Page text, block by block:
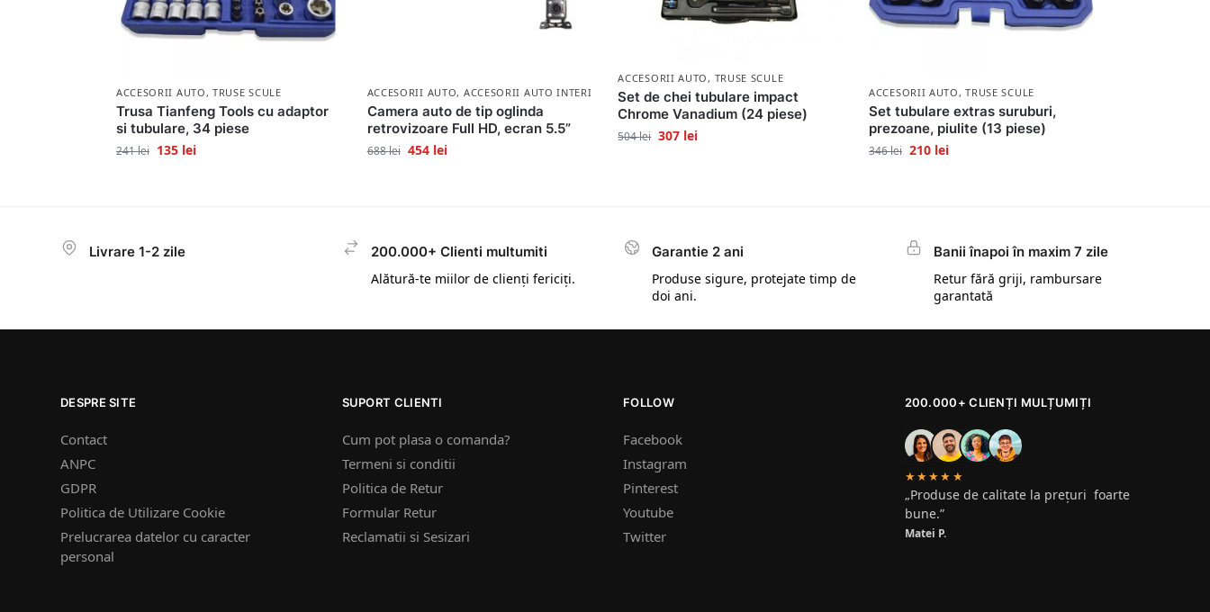
ACCESORII AUTO ,TRUSE SCULE
Trusa Tianfeng Tools cu adaptor
si tubulare, 34 piese
241lei 135 lei
ACCESORII AUTO, ACCESORII AUTO INTERIOR
Camera auto de tip oglinda
retrovizoare Full HD, ecran 5.5”
688lei 454 lei
ACCESORII AUTO, TRUSE SCULE
Set de chei tubulare impact
Chrome Vanadium (24 piese)
504lei 307 lei
ACCESORII AUTO ,TRUSE SCULE
Set tubulare extras suruburi,
prezoane, piulite (13 piese)
346lei 210 lei
Livrare 1-2 zile
200.000+ Clienti multumiti
Alătură-te miilor de clienți fericiți.
Garantie 2 ani
Produse sigure, protejate timp de
doi ani.
Banii înapoi în maxim 7 zile
Retur fără griji, rambursare
garantată
DESPRE SITE
Contact
ANPC
GDPR
Politica de Utilizare Cookie
Prelucrarea datelor cu caracter
personal
SUPORT CLIENTI
Cum pot plasa o comanda?
Termeni si conditii
Politica de Retur
Formular Retur
Reclamatii si Sesizari
FOLLOW
Facebook
Instagram
Pinterest
Youtube
Twitter
200.000+ CLIENȚI MULȚUMIȚI
★★★★★
„Produse de calitate la prețuri foarte
bune.”
Matei P.